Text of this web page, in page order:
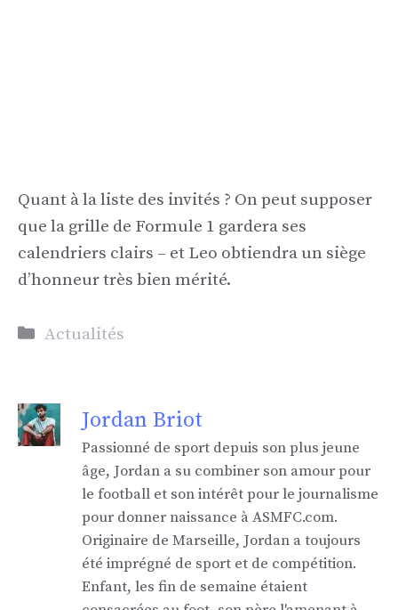
Quant à la liste des invités ? On peut supposer
que la grille de Formule 1 gardera ses
calendriers clairs – et Leo obtiendra un siège
d’honneur très bien mérité.
Catégories
Actualités
Jordan Briot
Passionné de sport depuis son plus jeune
âge, Jordan a su combiner son amour pour
le football et son intérêt pour le journalisme
pour donner naissance à ASMFC.com.
Originaire de Marseille, Jordan a toujours
été imprégné de sport et de compétition.
Enfant, les fin de semaine étaient